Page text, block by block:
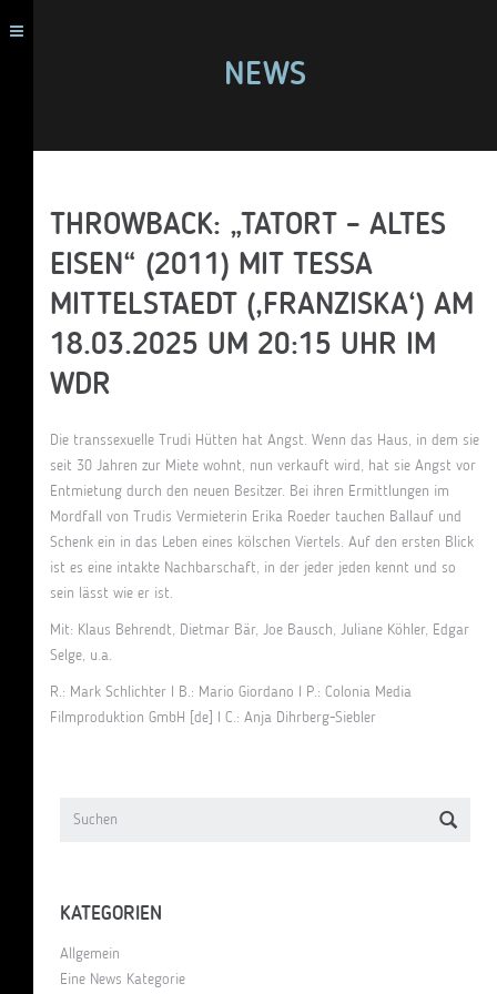
NEWS
THROWBACK: „TATORT – ALTES
EISEN“ (2011) MIT TESSA
MITTELSTAEDT (‚FRANZISKA‘) AM
18.03.2025 UM 20:15 UHR IM
WDR
Die transsexuelle Trudi Hütten hat Angst. Wenn das Haus, in dem sie
seit 30 Jahren zur Miete wohnt, nun verkauft wird, hat sie Angst vor
Entmietung durch den neuen Besitzer. Bei ihren Ermittlungen im
Mordfall von Trudis Vermieterin Erika Roeder tauchen Ballauf und
Schenk ein in das Leben eines kölschen Viertels. Auf den ersten Blick
ist es eine intakte Nachbarschaft, in der jeder jeden kennt und so
sein lässt wie er ist.
Mit: Klaus Behrendt, Dietmar Bär, Joe Bausch, Juliane Köhler, Edgar
Selge, u.a.
R.: Mark Schlichter I B.: Mario Giordano I P.: Colonia Media
Filmproduktion GmbH [de] I C.: Anja Dihrberg-Siebler
KATEGORIEN
Allgemein
Eine News Kategorie